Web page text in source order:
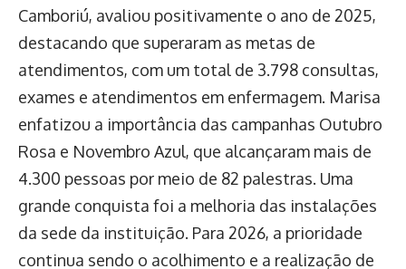
Camboriú, avaliou positivamente o ano de 2025,
destacando que superaram as metas de
atendimentos, com um total de 3.798 consultas,
exames e atendimentos em enfermagem. Marisa
enfatizou a importância das campanhas Outubro
Rosa e Novembro Azul, que alcançaram mais de
4.300 pessoas por meio de 82 palestras. Uma
grande conquista foi a melhoria das instalações
da sede da instituição. Para 2026, a prioridade
continua sendo o acolhimento e a realização de